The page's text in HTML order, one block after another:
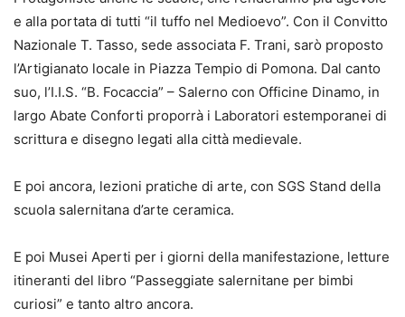
e alla portata di tutti “il tuffo nel Medioevo”. Con il Convitto
Nazionale T. Tasso, sede associata F. Trani, sarò proposto
l’Artigianato locale in Piazza Tempio di Pomona. Dal canto
suo, l’I.I.S. “B. Focaccia” – Salerno con Officine Dinamo, in
largo Abate Conforti proporrà i Laboratori estemporanei di
scrittura e disegno legati alla città medievale.
E poi ancora, lezioni pratiche di arte, con SGS Stand della
scuola salernitana d’arte ceramica.
E poi Musei Aperti per i giorni della manifestazione, letture
itineranti del libro “Passeggiate salernitane per bimbi
curiosi” e tanto altro ancora.